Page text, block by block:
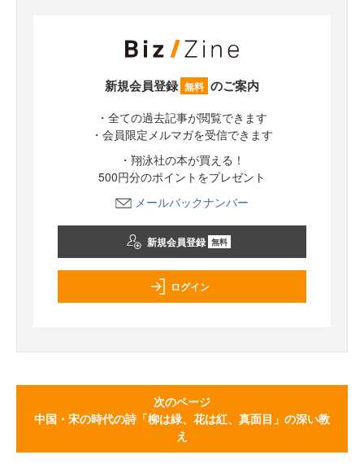
新規会員登録 無料 のご案内
・全ての過去記事が閲覧できます
・会員限定メルマガを受信できます
・翔泳社の本が買える！
500円分のポイントをプレゼント
メールバックナンバー
新規会員登録 無料
ログイン
次のページ
中国・宋の時代の詩「柳は緑、花は紅、真面目」の深い教
え